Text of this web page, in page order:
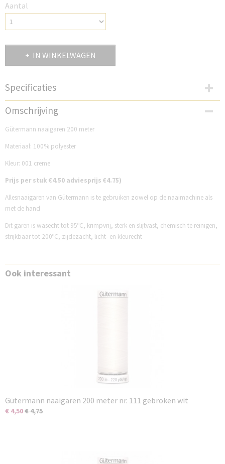
Aantal
IN WINKELWAGEN
Specificaties
Productcode
GM200N001-1
Omschrijving
Gütermann naaigaren 200 meter
Materiaal: 100% polyester
Kleur: 001 creme
Prijs per stuk €4.50 adviesprijs €4.75)
Allesnaaigaren van Gütermann is te gebruiken zowel op de naaimachine als
met de hand
Dit garen is wasecht tot 95ºC, krimpvrij, sterk en slijtvast, chemisch te reinigen,
strijkbaar tot 200ºC, zijdezacht, licht- en kleurecht
Ook interessant
Gütermann naaigaren 200 meter nr. 111 gebroken wit
€ 4,50€ 4,75